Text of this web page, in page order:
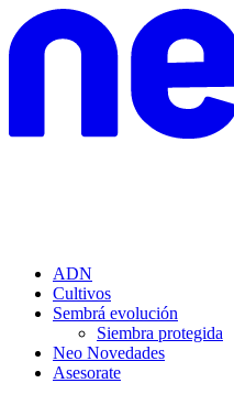
ADN
Cultivos
Sembrá evolución
Siembra protegida
Neo Novedades
Asesorate